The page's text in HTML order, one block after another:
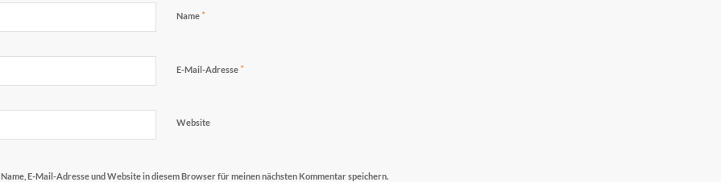
Name *
E-Mail-Adresse *
Website
Name, E-Mail-Adresse und Website in diesem Browser für meinen nächsten Kommentar speichern.